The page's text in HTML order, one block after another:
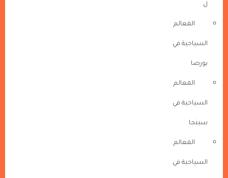
ل
المعالم
السياحية في
بورصا
المعالم
السياحية في
سبنجا
المعالم
السياحية في